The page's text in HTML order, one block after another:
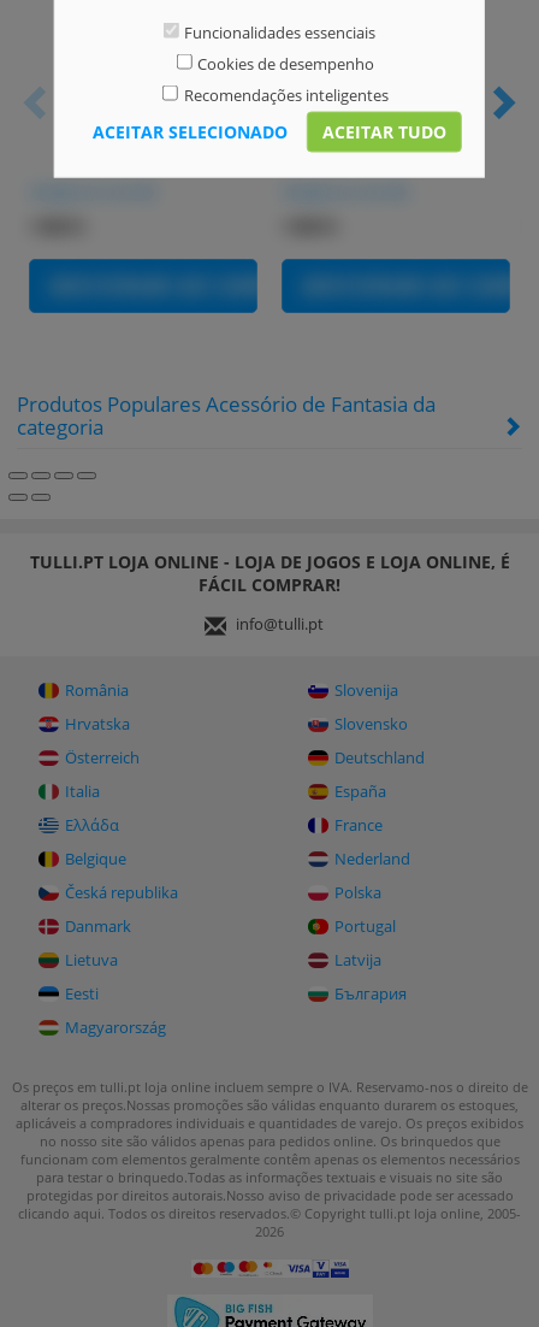
Produtos Populares Acessório de Fantasia da
categoria
TULLI.PT LOJA ONLINE - LOJA DE JOGOS E LOJA ONLINE, É
FÁCIL COMPRAR!
info@tulli.pt
România
Slovenija
Hrvatska
Slovensko
Österreich
Deutschland
Italia
España
Ελλάδα
France
Belgique
Nederland
Česká republika
Polska
Danmark
Portugal
Lietuva
Latvija
Eesti
България
Magyarország
Os preços em tulli.pt loja online incluem sempre o IVA. Reservamo-nos o direito de
alterar os preços.Nossas promoções são válidas enquanto durarem os estoques,
aplicáveis a compradores individuais e quantidades de varejo. Os preços exibidos
no nosso site são válidos apenas para pedidos online. Os brinquedos que
funcionam com elementos geralmente contêm apenas os elementos necessários
para testar o brinquedo.Todas as informações textuais e visuais no site são
protegidas por direitos autorais.Nosso aviso de privacidade pode ser acessado
clicando aqui. Todos os direitos reservados.© Copyright tulli.pt loja online, 2005-
2026
Funcionalidades essenciais
Cookies de desempenho
Recomendações inteligentes
ACEITAR SELECIONADO ACEITAR TUDO